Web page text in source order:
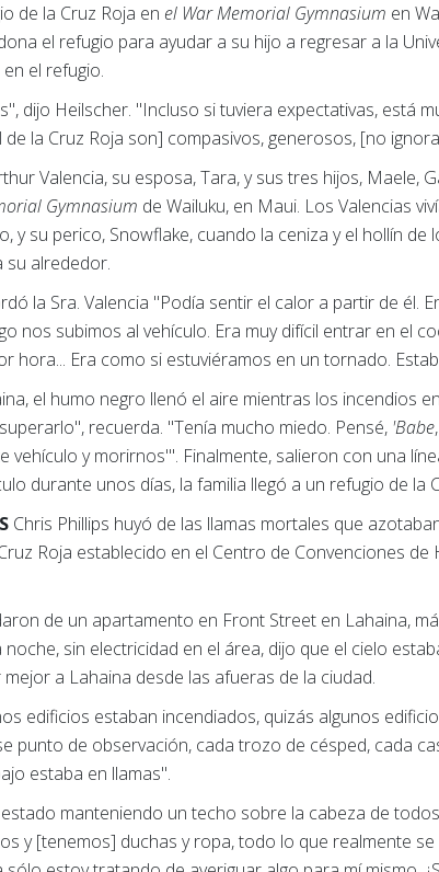
de la Cruz Roja en el War Memorial Gymnasium en
el refugio para ayudar a su hijo a regresar a la
el refugio.
dijo Heilscher. "Incluso si tuviera expectativas, está
la Cruz Roja son] compasivos, generosos, [no
Valencia, su esposa, Tara, y sus tres hijos, Maele,
Gymnasium de Wailuku, en Maui. Los Valencias
y su perico, Snowflake, cuando la ceniza y el hollín de
alrededor.
la Sra. Valencia "Podía sentir el calor a partir de él.
nos subimos al vehículo. Era muy difícil entrar en el
hora... Era como si estuviéramos en un tornado.
el humo negro llenó el aire mientras los incendios
recuerda. "Tenía mucho miedo. Pensé, 'Babe
vehículo y morirnos'". Finalmente, salieron con una
durante unos días, la familia llegó a un refugio de la
Chris Phillips huyó de las llamas mortales que
Roja establecido en el Centro de Convenciones de
de un apartamento en Front Street en Lahaina,
noche, sin electricidad en el área, dijo que el cielo
a Lahaina desde las afueras de la ciudad.
edificios estaban incendiados, quizás algunos
punto de observación, cada trozo de césped, cada
estaba en llamas".
manteniendo un techo sobre la cabeza de
y [tenemos] duchas y ropa, todo lo que realmente